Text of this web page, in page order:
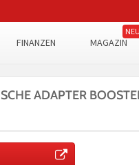
FINANZEN MAGAZIN
ADAPTER